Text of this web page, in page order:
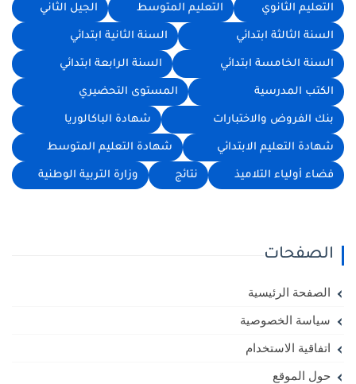
التعليم الثانوي التعليم المتوسط الجيل الثاني
السنة الثالثة ابتدائي السنة الثانية ابتدائي
السنة الخامسة ابتدائي السنة الرابعة ابتدائي
الكتب المدرسية المستوى التحضيري
بنك الفروض والاختبارات شهادة الباكالوريا
شهادة التعليم الابتدائي شهادة التعليم المتوسط
فضاء أولياء التلاميذ نتائج وزارة التربية الوطنية
الصفحات
الصفحة الرئيسية
سياسة الخصوصية
اتفاقية الاستخدام
حول الموقع